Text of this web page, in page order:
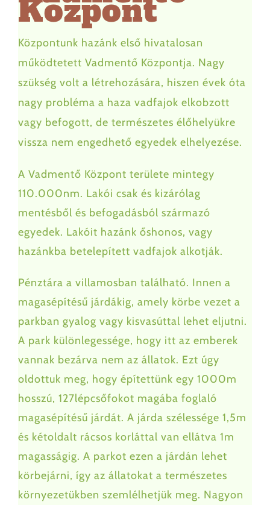
Állataink
Hírek
Büfé
Látnivalók
Támogatás
Árak
Partnereink
Kapcsolat
1 %
Központ
Központunk hazánk első hivatalosan
működtetett Vadmentő Központja. Nagy
szükség volt a létrehozására, hiszen évek óta
nagy probléma a haza vadfajok elkobzott
vagy befogott, de természetes élőhelyükre
vissza nem engedhető egyedek elhelyezése.
A Vadmentő Központ területe mintegy
110.000nm. Lakói csak és kizárólag
mentésből és befogadásból származó
egyedek. Lakóit hazánk őshonos, vagy
hazánkba betelepített vadfajok alkotják.
Pénztára a villamosban található. Innen a
magasépítésű járdákig, amely körbe vezet a
parkban gyalog vagy kisvasúttal lehet eljutni.
A park különlegessége, hogy itt az emberek
vannak bezárva nem az állatok. Ezt úgy
oldottuk meg, hogy építettünk egy 1000m
hosszú, 127lépcsőfokot magába foglaló
magasépítésű járdát. A járda szélessége 1,5m
és kétoldalt rácsos korláttal van ellátva 1m
magasságig. A parkot ezen a járdán lehet
körbejárni, így az állatokat a természetes
környezetükben szemlélhetjük meg. Nagyon